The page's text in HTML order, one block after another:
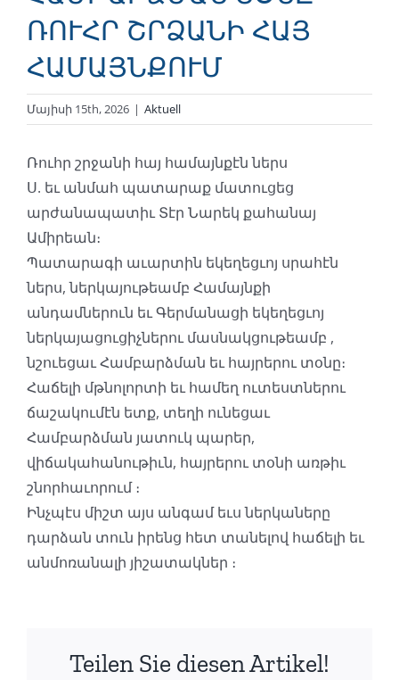
ՌՈՒՀՐ ՇՐՁԱՆԻ ՀԱՅ
ՀԱՄԱՅՆՔՈՒՄ
Մայիսի 15th, 2026 | Aktuell
Ռուհր շրջանի հայ համայնքէն ներս
Ս. եւ անմահ պատարաք մատուցեց
արժանապատիւ Տէր Նարեկ քահանայ
Ամիրեան։
Պատարագի աւարտին եկեղեցւոյ սրահէն
ներս, ներկայութեամբ Համայնքի
անդամներուն եւ Գերմանացի եկեղեցւոյ
ներկայացուցիչներու մասնակցութեամբ ,
նշուեցաւ Համբարձման եւ հայրերու տօնը։
Հաճելի մթնոլորտի եւ համեղ ուտեստներու
ճաշակումէն ետք, տեղի ունեցաւ
Համբարձման յատուկ պարեր,
վիճակահանութիւն, հայրերու տօնի առթիւ
շնորհաւորում ։
Ինչպէս միշտ այս անգամ եւս ներկաները
դարձան տուն իրենց հետ տանելով հաճելի եւ
անմոռանալի յիշատակներ ։
Teilen Sie diesen Artikel!